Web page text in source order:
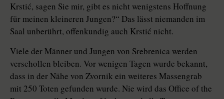
Krstić, sagen Sie mir, gibt es nicht wenigstens Hoffnung
für meinen kleineren Jungen?“ Das lässt niemanden im
Saal unberührt, offenkundig auch Krstić nicht.
Viele der Männer und Jungen von Srebrenica werden
verschollen bleiben. Vor wenigen Tagen wurde bekannt,
dass in der Nähe von Zvornik ein weiteres Massengrab
mit 250 Toten gefunden wurde. Nie wird das Office of the